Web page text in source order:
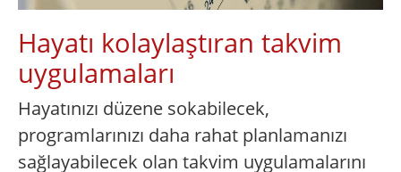
Hayatı kolaylaştıran takvim
uygulamaları
Hayatınızı düzene sokabilecek,
programlarınızı daha rahat planlamanızı
sağlayabilecek olan takvim uygulamalarını